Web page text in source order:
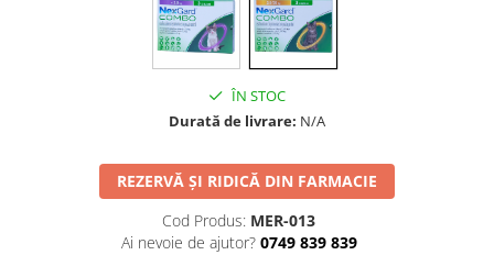
Hamuri, Zgărzi și Lese
Dispozitive Automate pentru
ÎN STOC
Durată de livrare: N/A
REZERVĂ ȘI RIDICĂ DIN FARMACIE
Cod Produs: MER-013
Ai nevoie de ajutor? 0749 839 839